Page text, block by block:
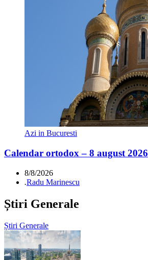
Azi in Bucuresti
Calendar ortodox – 8 august 2026
8/8/2026
.Radu Marinescu
Știri Generale
Știri Generale